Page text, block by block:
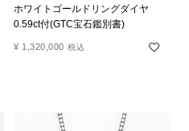
ホワイトゴールドリングダイヤ
0.59ct付(GTC宝石鑑別書)
¥ 1,320,000 税込